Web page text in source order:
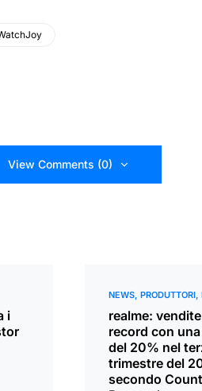
View Comments (0)
i
NEWS PRODUTTORI
realme:
record con
del 20% nel
trimestre del
secondo